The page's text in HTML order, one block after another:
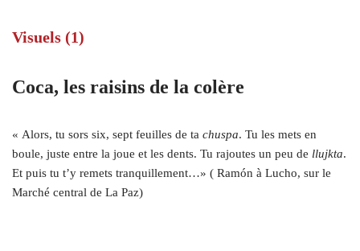
Visuels (1)
Coca, les raisins de la colère
« Alors, tu sors six, sept feuilles de ta chuspa. Tu les mets en
boule, juste entre la joue et les dents. Tu rajoutes un peu de llujkta.
Et puis tu t’y remets tranquillement…» ( Ramón à Lucho, sur le
Marché central de La Paz)